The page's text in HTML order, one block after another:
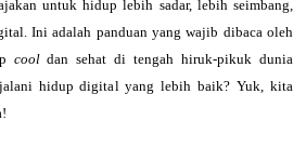
untuk hidup lebih sadar, lebih seimbang,
Ini adalah panduan yang wajib dibaca oleh
cooldan sehat di tengah hiruk-pikuk dunia
hidup digital yang lebih baik? Yuk, kita